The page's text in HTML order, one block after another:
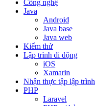
Công nghệ
Java
Android
Java base
Java web
Kiểm thử
Lập trình di động
iOS
Xamarin
Nhận thực tập lập trình
PHP
Laravel